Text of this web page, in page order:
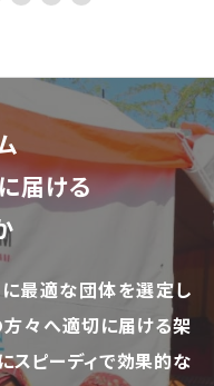
届ける
に最適な団体を選定し
々へ適切に届ける架
スピーディで効果的な